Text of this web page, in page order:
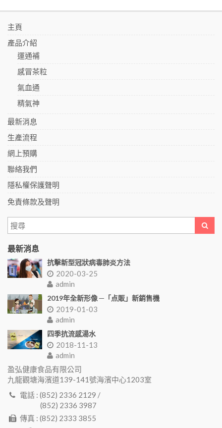
主頁
產品介紹
運通補
感冒茶粒
氣血通
精氣神
最新消息
生產流程
網上預購
聯絡我們
隱私權保護聲明
免責條款及聲明
最新消息
抗擊新型冠狀病毒肺炎方法
2020-03-25
admin
2019年全新形像 ─「点販」新銷售機
2019-01-03
admin
四季抗流感湯水
2018-11-13
admin
盈弘健康食品有限公司
九龍觀塘海濱道139-141號海濱中心1203室
電話 : (852) 2336 2129 /
(852) 2336 3987
傳真 : (852) 2333 3855